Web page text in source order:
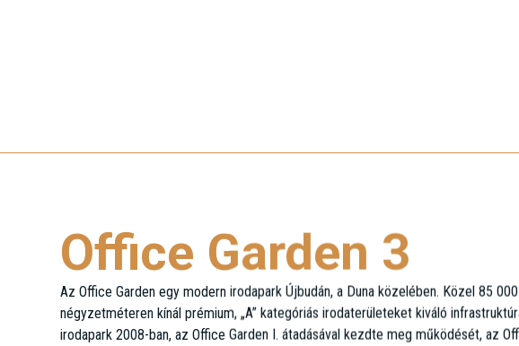
Office Garden 3
Az Office Garden egy modern irodapark Újbudán, a Duna közelében. Közel 85 000
négyzetméteren kínál prémium, „A” kategóriás irodaterületeket kiváló
irodapark 2008-ban, az Office Garden I. átadásával kezdte meg működését, az